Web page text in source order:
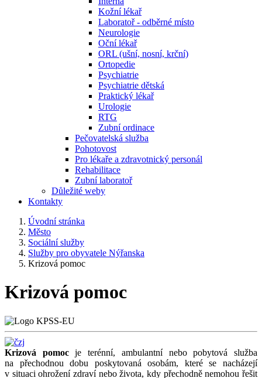
Kožní lékař
Laboratoř - odběrné místo
Neurologie
Oční lékař
ORL (ušní, nosní, krční)
Ortopedie
Psychiatrie
Psychiatrie dětská
Praktický lékař
Urologie
RTG
Zubní ordinace
Pečovatelská služba
Pohotovost
Pro lékaře a zdravotnický personál
Rehabilitace
Zubní laboratoř
Důležité weby
Kontakty
Úvodní stránka
Město
Sociální služby
Služby pro obyvatele Nýřanska
Krizová pomoc
Krizová pomoc
Krizová pomocje terénní, ambulantní nebo pobytová služba
na přechodnou dobu poskytovaná osobám, které se nacházejí
v situaci ohrožení zdraví nebo života, kdy přechodně nemohou řešit